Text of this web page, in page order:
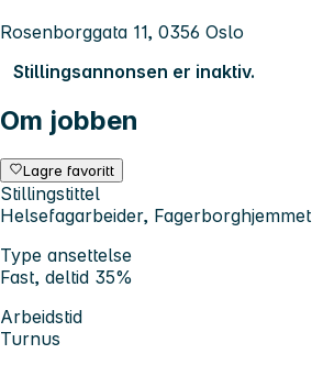
Rosenborggata 11, 0356 Oslo
Stillingsannonsen er inaktiv.
Om jobben
Lagre favoritt
Stillingstittel
Helsefagarbeider, Fagerborghjemmet
Type ansettelse
Fast, deltid 35%
Arbeidstid
Turnus